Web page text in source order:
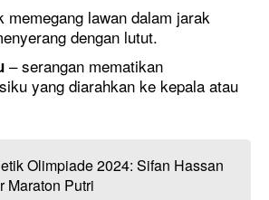
memegang lawan dalam jarak
dengan lutut.
– serangan mematikan
yang diarahkan ke kepala atau
Olimpiade 2024: Sifan Hassan
Maraton Putri